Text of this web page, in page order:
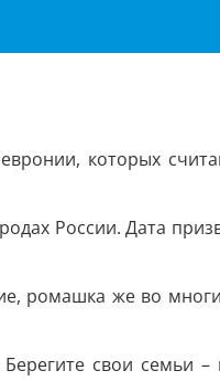
которых
России. Дата
ромашка же во
свои семьи –